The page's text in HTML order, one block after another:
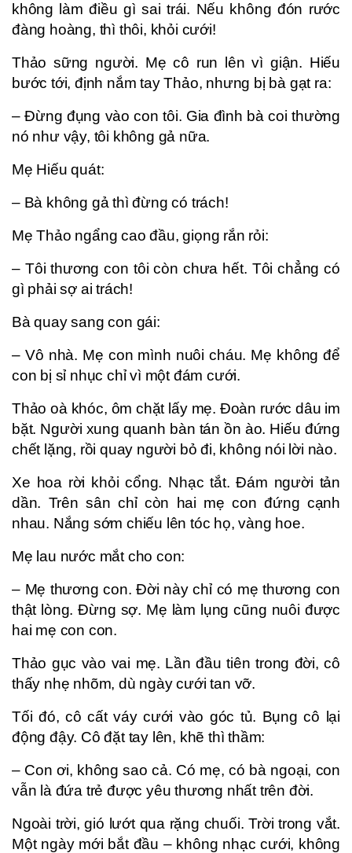
không làm điều gì sai trái. Nếu không đón rước
đàng hoàng, thì thôi, khỏi cưới!
Thảo sững người. Mẹ cô run lên vì giận. Hiếu
bước tới, định nắm tay Thảo, nhưng bị bà gạt ra:
– Đừng đụng vào con tôi. Gia đình bà coi thường
nó như vậy, tôi không gả nữa.
Mẹ Hiếu quát:
– Bà không gả thì đừng có trách!
Mẹ Thảo ngẩng cao đầu, giọng rắn rỏi:
– Tôi thương con tôi còn chưa hết. Tôi chẳng có
gì phải sợ ai trách!
Bà quay sang con gái:
– Vô nhà. Mẹ con mình nuôi cháu. Mẹ không để
con bị sỉ nhục chỉ vì một đám cưới.
Thảo oà khóc, ôm chặt lấy mẹ. Đoàn rước dâu im
bặt. Người xung quanh bàn tán ồn ào. Hiếu đứng
chết lặng, rồi quay người bỏ đi, không nói lời nào.
Xe hoa rời khỏi cổng. Nhạc tắt. Đám người tản
dần. Trên sân chỉ còn hai mẹ con đứng cạnh
nhau. Nắng sớm chiếu lên tóc họ, vàng hoe.
Mẹ lau nước mắt cho con:
– Mẹ thương con. Đời này chỉ có mẹ thương con
thật lòng. Đừng sợ. Mẹ làm lụng cũng nuôi được
hai mẹ con con.
Thảo gục vào vai mẹ. Lần đầu tiên trong đời, cô
thấy nhẹ nhõm, dù ngày cưới tan vỡ.
Tối đó, cô cất váy cưới vào góc tủ. Bụng cô lại
động đậy. Cô đặt tay lên, khẽ thì thầm:
– Con ơi, không sao cả. Có mẹ, có bà ngoại, con
vẫn là đứa trẻ được yêu thương nhất trên đời.
Ngoài trời, gió lướt qua rặng chuối. Trời trong vắt.
Một ngày mới bắt đầu – không nhạc cưới, không